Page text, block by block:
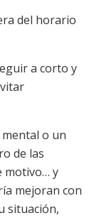
del horario
a corto y
o un
de las
motivo… y
mejoran con
situación,